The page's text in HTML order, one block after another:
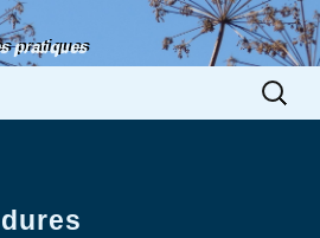
pratiques